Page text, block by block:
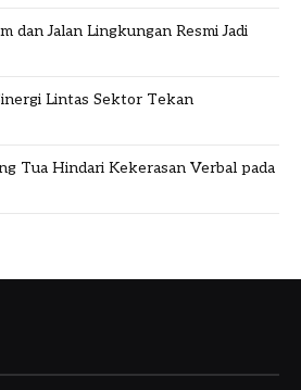
Jalan Lingkungan Resmi Jadi
Lintas Sektor Tekan
Tua Hindari Kekerasan Verbal pada